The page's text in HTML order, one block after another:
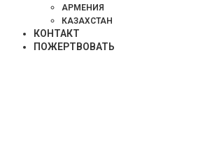
АРМЕНИЯ
КАЗАХСТАН
КОНТАКТ
ПОЖЕРТВОВАТЬ